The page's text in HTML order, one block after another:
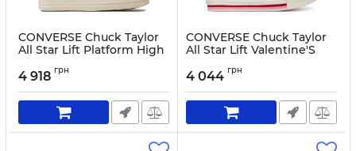
CONVERSE Chuck Taylor
All Star Lift Platform High
Артикул:
4 918 грн
CONVERSE Chuck Taylor
All Star Lift Valentine'S
Beige
Артикул: 0000304832222-37.1_2
4 044 грн